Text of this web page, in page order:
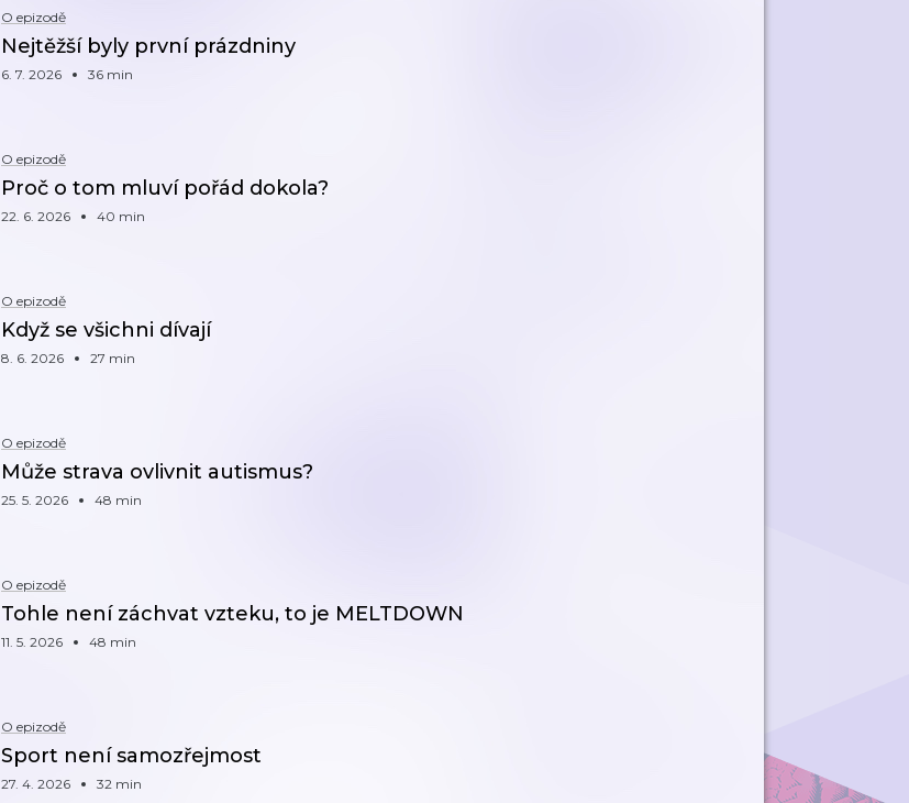
O epizodě
Nejtěžší byly první prázdniny
6. 7. 2026 36 min
O epizodě
Proč o tom mluví pořád dokola?
22. 6. 2026 40 min
O epizodě
Když se všichni dívají
8. 6. 2026 27 min
O epizodě
Může strava ovlivnit autismus?
25. 5. 2026 48 min
O epizodě
Tohle není záchvat vzteku, to je MELTDOWN
11. 5. 2026 48 min
O epizodě
Sport není samozřejmost
27. 4. 2026 32 min